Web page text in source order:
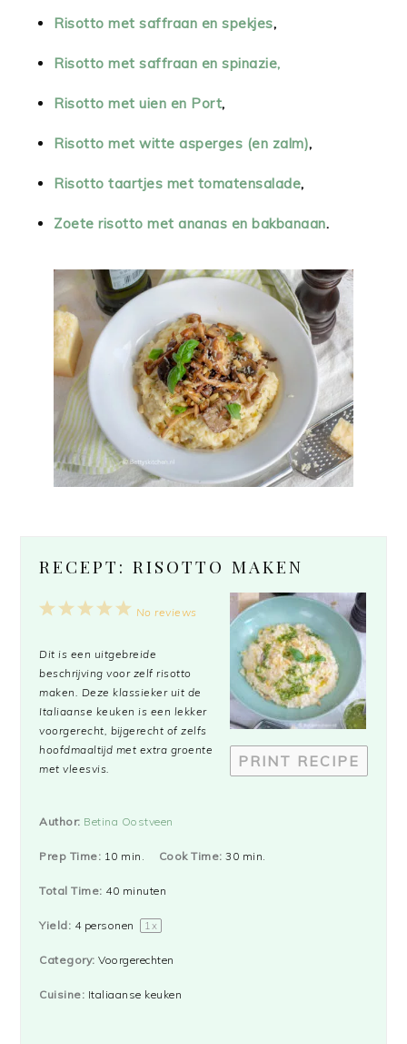
Risotto met saffraan en spekjes,
Risotto met saffraan en spinazie,
Risotto met uien en Port,
Risotto met witte asperges (en zalm),
Risotto taartjes met tomatensalade,
Zoete risotto met ananas en bakbanaan.
RECEPT: RISOTTO MAKEN
PRINT RECIPE
5
4
3
2
1
No reviews
Dit is een uitgebreide
beschrijving voor zelf risotto
maken. Deze klassieker uit de
Italiaanse keuken is een lekker
voorgerecht, bijgerecht of zelfs
hoofdmaaltijd met extra groente
met vleesvis.
Author: Betina Oostveen
Prep Time: 10 min. Cook Time: 30 min.
Total Time: 40 minuten
Yield: 4personen 1 x
Category: Voorgerechten
Cuisine: Italiaanse keuken